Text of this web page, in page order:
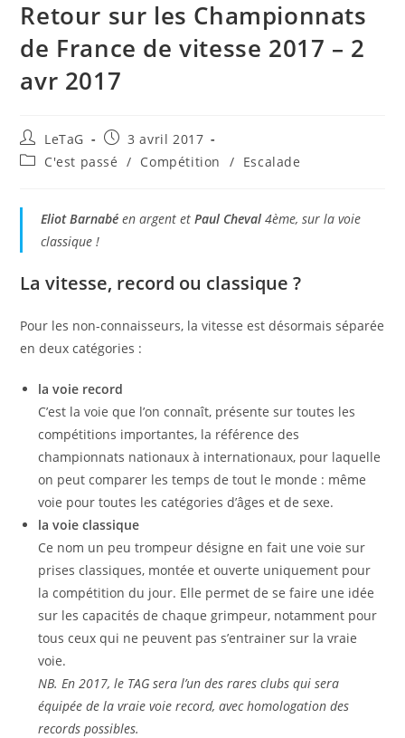
Retour sur les Championnats
de France de vitesse 2017 – 2
avr 2017
LeTaG
3 avril 2017
C'est passé / Compétition / Escalade
Eliot Barnabé en argent etPaul Cheval4ème, sur la voie
classique !
La vitesse, record ou classique ?
Pour les non-connaisseurs, la vitesse est désormais séparée
en deux catégories :
la voie record
C’est la voie que l’on connaît, présente sur toutes les
compétitions importantes, la référence des
championnats nationaux à internationaux, pour laquelle
on peut comparer les temps de tout le monde : même
voie pour toutes les catégories d’âges et de sexe.
la voie classique
Ce nom un peu trompeur désigne en fait une voie sur
prises classiques, montée et ouverte uniquement pour
la compétition du jour. Elle permet de se faire une idée
sur les capacités de chaque grimpeur, notamment pour
tous ceux qui ne peuvent pas s’entrainer sur la vraie
voie.
NB. En 2017, le TAG sera l’un des rares clubs qui sera
équipée de la vraie voie record, avec homologation des
records possibles.